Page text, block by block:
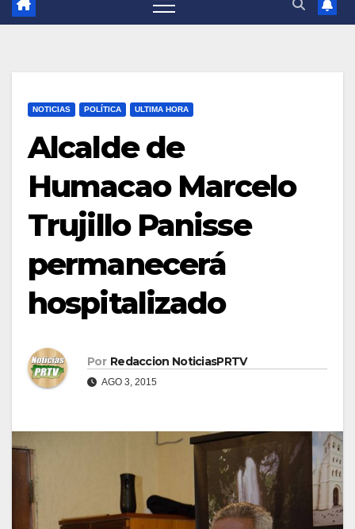
NOTICIAS POLÍTICA ULTIMA HORA
Alcalde de
Humacao Marcelo
Trujillo Panisse
permanecerá
hospitalizado
Por Redaccion NoticiasPRTV
AGO 3, 2015